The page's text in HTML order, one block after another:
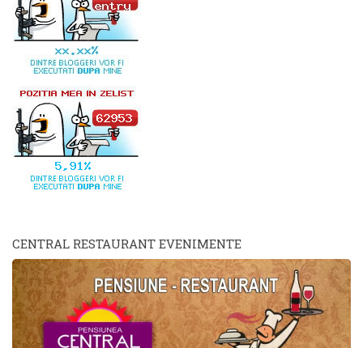
CENTRAL RESTAURANT EVENIMENTE